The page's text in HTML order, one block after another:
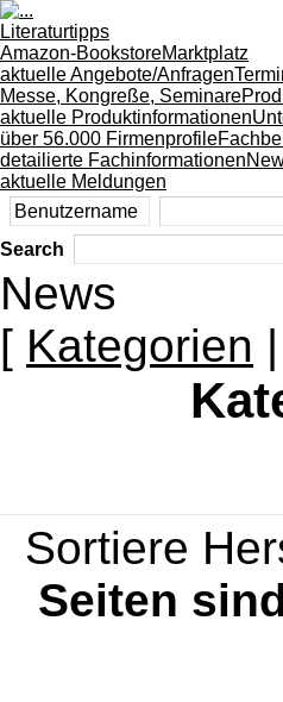
Literaturtipps
Amazon-BookstoreMarktplatz
aktuelle Angebote/Anfragen
Messe, Kongreße, Seminare
aktuelle Produktinformationen
über 56.000 Firmenprofile
detailierte Fachinformationen
aktuelle Meldungen
Search
News
[ Kategorien |
Sortiere
Seiten